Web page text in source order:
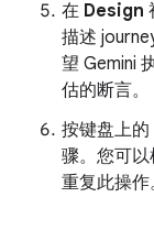
在 Design
描述
望 Gemini
估的断言。
按键盘上的
骤。您可
重复此操作